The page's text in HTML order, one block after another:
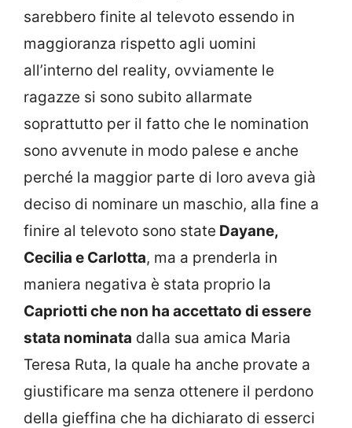
sarebbero finite al televoto essendo in
maggioranza rispetto agli uomini
all’interno del reality, ovviamente le
ragazze si sono subito allarmate
soprattutto per il fatto che le nomination
sono avvenute in modo palese e anche
perché la maggior parte di loro aveva già
deciso di nominare un maschio, alla fine a
finire al televoto sono state Dayane,
Cecilia e Carlotta, ma a prenderla in
maniera negativa è stata proprio la
Capriotti che non ha accettato di essere
stata nominata dalla sua amica Maria
Teresa Ruta, la quale ha anche provate a
giustificare ma senza ottenere il perdono
della gieffina che ha dichiarato di esserci